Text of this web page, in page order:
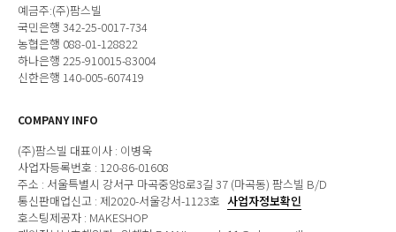
예금주:(주)팜스빌
국민은행 342-25-0017-734
농협은행 088-01-128822
하나은행 225-910015-83004
신한은행 140-005-607419
COMPANY INFO
(주)팜스빌 대표이사 : 이병욱
사업자등록번호 : 120-86-01608
주소 : 서울특별시 강서구 마곡중앙8로3길 37 (마곡동) 팜스빌 B/D
통신판매업신고 : 제2020-서울강서-1123호 사업자정보확인
호스팅제공자 : MAKESHOP